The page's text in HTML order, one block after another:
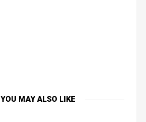
YOU MAY ALSO LIKE